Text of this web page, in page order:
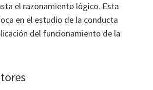
el razonamiento lógico. Esta
en el estudio de la conducta
del funcionamiento de la